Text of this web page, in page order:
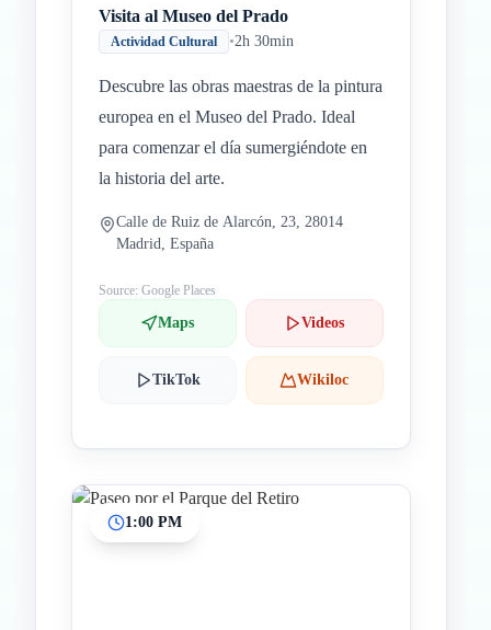
Visita al Museo del Prado
Actividad Cultural •2h 30min
Descubre las obras maestras de la pintura
europea en el Museo del Prado. Ideal
para comenzar el día sumergiéndote en
la historia del arte.
Calle de Ruiz de Alarcón, 23, 28014
Madrid, España
Source: Google Places
Maps Videos
TikTok Wikiloc
1:00 PM